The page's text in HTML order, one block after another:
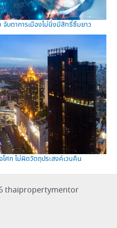
จับตาการเมืองไม่นิ่งมีสิทธิ์ซึมยาว
ศก ไม่ผิดวัตถุประสงค์เวนคืน
thaipropertymentor